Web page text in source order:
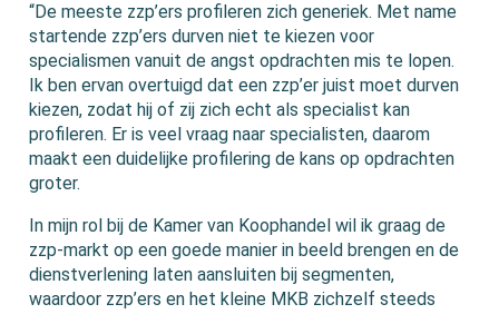
“De meeste zzp’ers profileren zich generiek. Met name
startende zzp’ers durven niet te kiezen voor
specialismen vanuit de angst opdrachten mis te lopen.
Ik ben ervan overtuigd dat een zzp’er juist moet durven
kiezen, zodat hij of zij zich echt als specialist kan
profileren. Er is veel vraag naar specialisten, daarom
maakt een duidelijke profilering de kans op opdrachten
groter.
In mijn rol bij de Kamer van Koophandel wil ik graag de
zzp-markt op een goede manier in beeld brengen en de
dienstverlening laten aansluiten bij segmenten,
waardoor zzp’ers en het kleine MKB zichzelf steeds